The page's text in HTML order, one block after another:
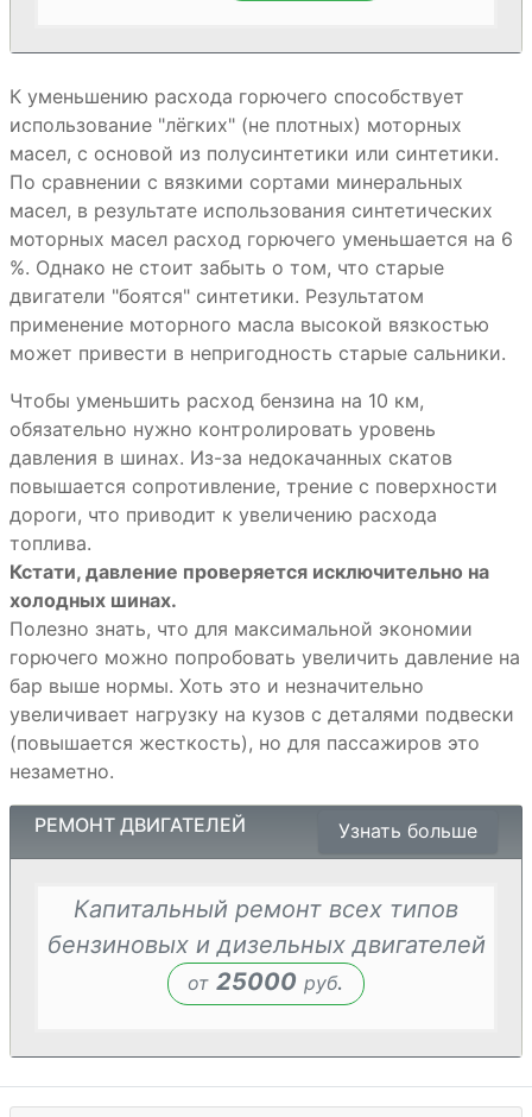
К уменьшению расхода горючего способствует
использование "лёгких" (не плотных) моторных
масел, с основой из полусинтетики или синтетики.
По сравнении с вязкими сортами минеральных
масел, в результате использования синтетических
моторных масел расход горючего уменьшается на 6
%. Однако не стоит забыть о том, что старые
двигатели "боятся" синтетики. Результатом
применение моторного масла высокой вязкостью
может привести в непригодность старые сальники.
Чтобы уменьшить расход бензина на 10 км,
обязательно нужно контролировать уровень
давления в шинах. Из-за недокачанных скатов
повышается сопротивление, трение с поверхности
дороги, что приводит к увеличению расхода
топлива.
Кстати, давление проверяется исключительно на
холодных шинах.
Полезно знать, что для максимальной экономии
горючего можно попробовать увеличить давление на
бар выше нормы. Хоть это и незначительно
увеличивает нагрузку на кузов с деталями подвески
(повышается жесткость), но для пассажиров это
незаметно.
РЕМОНТ ДВИГАТЕЛЕЙ Узнать больше
Капитальный ремонт всех типов
бензиновых и дизельных двигателей
от 25000 руб.